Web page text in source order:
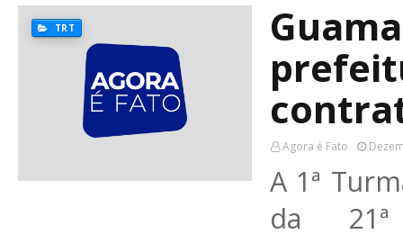
TRT
Agora é Fato
A 1ª
da 21ª